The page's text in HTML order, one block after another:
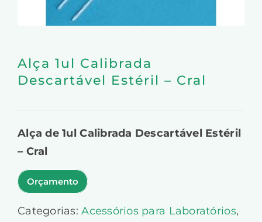
Alça 1ul Calibrada
Descartável Estéril – Cral
Alça de 1ul Calibrada Descartável Estéril
– Cral
Orçamento
Categorias:Acessórios para Laboratórios,